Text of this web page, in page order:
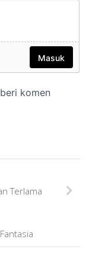
Terlama